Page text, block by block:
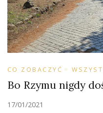
CO ZOBACZYĆ
Bo Rzymu nigdy
17/01/2021